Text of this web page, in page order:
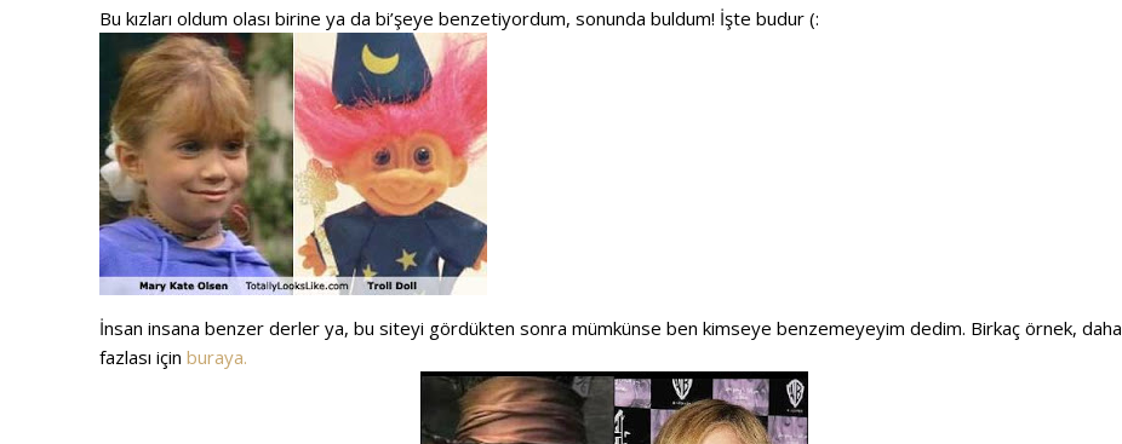
Bu kızları oldum olası birine ya da bi’şeye benzetiyordum, sonunda buldum! İşte budur (:
İnsan insana benzer derler ya, bu siteyi gördükten sonra mümkünse ben kimseye benzemeyeyim dedim. Birkaç örnek, daha
fazlası için buraya.